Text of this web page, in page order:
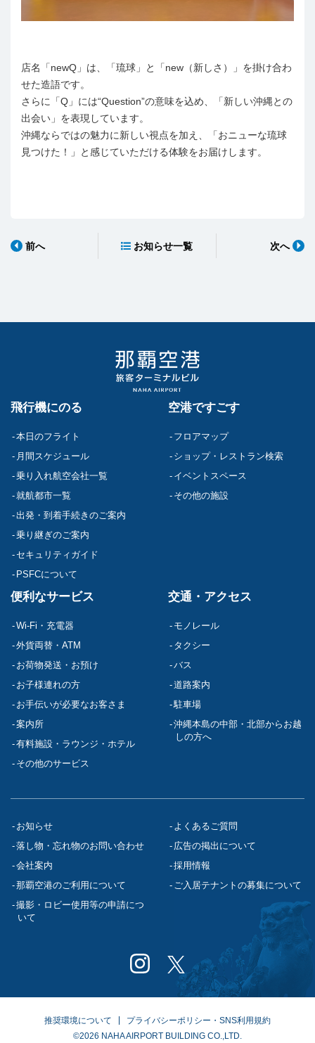
店名「newQ」は、「琉球」と「new（新しさ）」を掛け合わ
せた造語です。
さらに「Q」には“Question”の意味を込め、「新しい沖縄との
出会い」を表現しています。
沖縄ならではの魅力に新しい視点を加え、「おニューな琉球
見つけた！」と感じていただける体験をお届けします。
前へ お知らせ一覧 次へ
お知らせ
よくあるご質問
落し物・忘れ物のお問い合わせ
広告の掲出について
会社案内
採用情報
那覇空港のご利用について
ご入居テナントの募集について
撮影・ロビー使用等の申請につ
いて
飛行機にのる
本日のフライト
月間スケジュール
乗り入れ航空会社一覧
就航都市一覧
出発・到着手続きのご案内
乗り継ぎのご案内
セキュリティガイド
PSFCについて
空港ですごす
フロアマップ
ショップ・レストラン検索
イベントスペース
その他の施設
便利なサービス
Wi-Fi・充電器
外貨両替・ATM
お荷物発送・お預け
お子様連れの方
お手伝いが必要なお客さま
案内所
有料施設・ラウンジ・ホテル
その他のサービス
交通・アクセス
モノレール
タクシー
バス
道路案内
駐車場
沖縄本島の中部・北部からお越
しの方へ
推奨環境について
プライバシーポリシー・SNS利用規約
©2026 NAHA AIRPORT BUILDING CO.,LTD.